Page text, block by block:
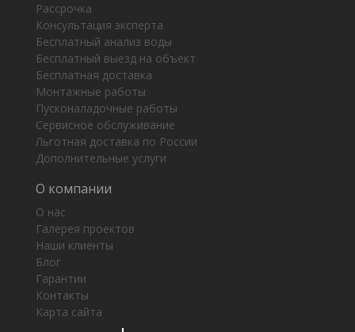
Рассрочка
Консультация эксперта
Бесплатный анализ воды
Бесплатный выезд на объект
Бесплатная доставка
Монтажные работы
Пусконаладочные работы
Сервисное обслуживание
Льготная доставка по России
Дополнительные услуги
О компании
О нас
Галерея проектов
Наши клиенты
Блог
Гарантии
Контакты
Карта сайта